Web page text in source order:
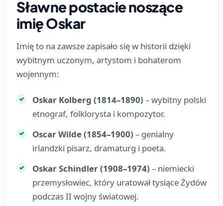
Sławne postacie noszące
imię Oskar
Imię to na zawsze zapisało się w historii dzięki
wybitnym uczonym, artystom i bohaterom
wojennym:
Oskar Kolberg (1814–1890) – wybitny polski
etnograf, folklorysta i kompozytor.
Oscar Wilde (1854–1900) – genialny
irlandzki pisarz, dramaturg i poeta.
Oskar Schindler (1908–1974) – niemiecki
przemysłowiec, który uratował tysiące Żydów
podczas II wojny światowej.